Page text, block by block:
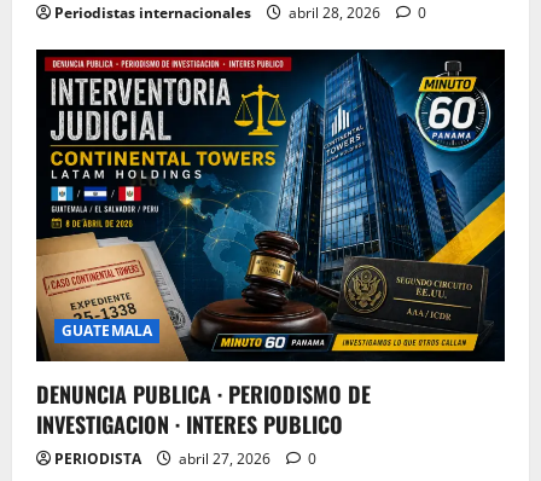
Periodistas internacionales abril 28, 2026 0
GUATEMALA
DENUNCIA PUBLICA · PERIODISMO DE
INVESTIGACION · INTERES PUBLICO
PERIODISTA abril 27, 2026 0